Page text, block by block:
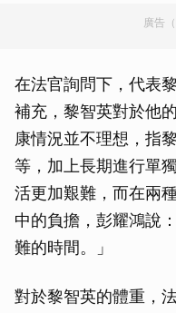
廣告
在法官詢問下，代表
補充，黎智英對於他
康情況並不理想，指
等，加上長期進行單
活更加艱難，而在兩
中的負擔，彭耀鴻說
難的時間。」
對於黎智英的體重，